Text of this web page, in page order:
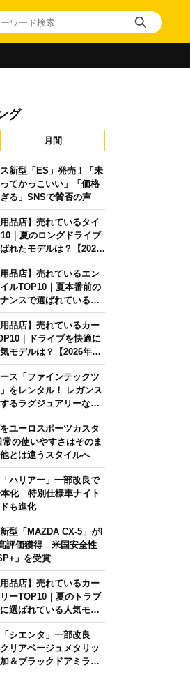
グ
月間
新型「ES」発売！「未
てかっこいい」「価格
る」SNSで賛否の声
用品店】売れているタイ
｜夏のロングドライブ
れたモデルは？【2026
】
用品店】売れているエン
ルTOP10｜夏本番前の
ンスで選ばれている人
は？【2026年6月版】
用品店】売れているカー
｜ドライブを快適に
モデルは？【2026年6
ス「ファインテックツ
をレンタル！ レガンス
るラグジュアリーな移
ユーロスポーツカスタ
常の使いやすさはそのま
とは違うスタイルへ
「ハリアー」一部改良で
本化 特別仕様車ナイト
も進化
型「MAZDA CX-5」がI
評価獲得 米国安全性
」を受賞
用品店】売れているカー
ーTOP10｜夏のトラブ
選ばれている人気モデ
2026年6月版】
「シエンタ」一部改良
リアベージュメタリッ
＆ブラックドアミラー